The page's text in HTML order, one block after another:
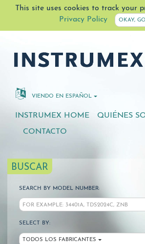
This site uses cookies to track your
Privacy Policy
OKAY,
VIENDO EN ESPAÑOL
INSTRUMEX HOME QUIÉNES
CONTACTO
BUSCAR
SEARCH BY MODEL NUMBER:
SELECT BY:
TODOS LOS FABRICANTES